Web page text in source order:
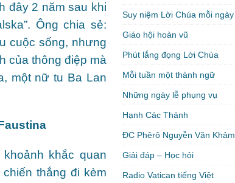
đây 2 năm sau khi
Ông chia sẻ:
cuộc sống, nhưng
của thông điệp mà
một nữ tu Ba Lan
khắc quan
thắng đi kèm
Suy niệm Lời Chúa mỗi ngày
Giáo hội hoàn vũ
Phút lắng đọng Lời Chúa
Mỗi tuần một thành ngữ
Những ngày lễ phụng vụ
Hạnh Các Thánh
ĐC Phêrô Nguyễn Văn Khảm
Giải đáp – Học hỏi
Radio Vatican tiếng Việt